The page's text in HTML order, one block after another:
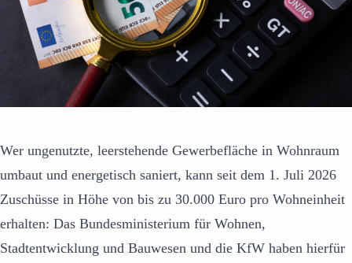
Wer ungenutzte, leerstehende Gewerbefläche in Wohnraum
umbaut und energetisch saniert, kann seit dem 1. Juli 2026
Zuschüsse in Höhe von bis zu 30.000 Euro pro Wohneinheit
erhalten: Das Bundesministerium für Wohnen,
Stadtentwicklung und Bauwesen und die KfW haben hierfür